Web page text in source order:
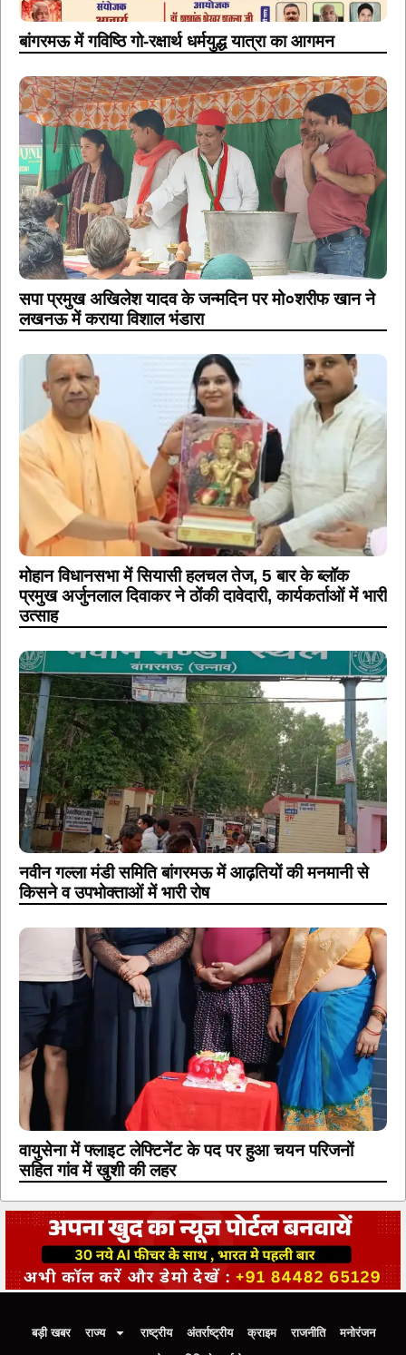
बांगरमऊ में गविष्ठि गो-रक्षार्थ धर्मयुद्ध यात्रा का आगमन
सपा प्रमुख अखिलेश यादव के जन्मदिन पर मो०शरीफ खान ने
लखनऊ में कराया विशाल भंडारा
मोहान विधानसभा में सियासी हलचल तेज, 5 बार के ब्लॉक
प्रमुख अर्जुनलाल दिवाकर ने ठोंकी दावेदारी, कार्यकर्ताओं में भारी
उत्साह
नवीन गल्ला मंडी समिति बांगरमऊ में आढ़तियों की मनमानी से
किसने व उपभोक्ताओं में भारी रोष
वायुसेना में फ्लाइट लेफ्टिनेंट के पद पर हुआ चयन परिजनों
सहित गांव में खुशी की लहर
बड़ी खबर राज्य राष्ट्रीय अंतर्राष्ट्रीय क्राइम राजनीति
मनोरंजन